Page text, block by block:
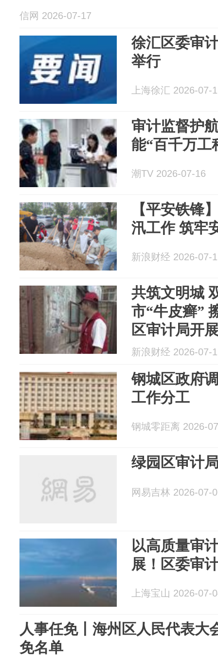
信网 2026-07-17
徐汇区委审
举行
上海徐汇 2026-07-
审计监督护
能“百千万工
潮TV 2026-07-16
【平安铁锋
汛工作 筑牢
新浪财经 2026-07-
共筑文明城
市“牛皮癣”
区审计局开
志...
新浪财经 2026-07-
钢城区政府
工作分工
钢城零距离 2026-
绿园区审计
网易吉林 2026-07-
以高质量审
展！区委审
上海宝山 2026-07-
人事任免丨海州区人民代表大
免名单